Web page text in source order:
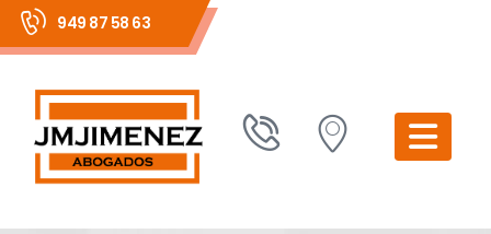
949 87 58 63